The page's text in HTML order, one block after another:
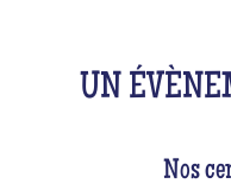
UN
Nos